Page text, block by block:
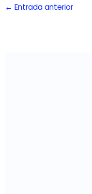
← Entrada anterior